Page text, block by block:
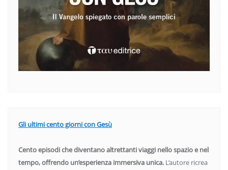
Gli ultimi cento giorni con Gesù
Cento episodi che diventano altrettanti viaggi nello spazio e nel
tempo, offrendo un’esperienza immersiva unica. L’autore ricrea